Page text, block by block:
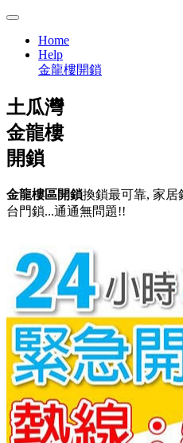
Home
Help
金龍樓開鎖
土瓜灣
金龍樓
開鎖
金龍樓區開鎖換鎖最可靠, 家居
台門鎖...通通無問題!!